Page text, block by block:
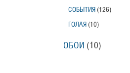
СОБЫТИЯ (126)
ГОЛАЯ (10)
ОБОИ (10)